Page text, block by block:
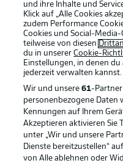
Rechtliche Hinweise
und ihre Inhalte und
Klick auf „Alle Cookies
zudem Performance
Cookies und Social-
teilweise von diesen
du in unsererCookie-
Einstellungen, in denen
jederzeit verwalten kannst.
Wir und unsere61-
personenbezogene Daten
Kennungen auf Ihrem
Akzeptieren aktivieren Sie
unter „Wir und unsere
Dienste bereitzustellen“
von Alle ablehnen oder